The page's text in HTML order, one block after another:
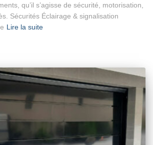
qu’il s’agisse de sécurité, motorisation,
Sécurités Éclairage & signalisation
Lire la suite